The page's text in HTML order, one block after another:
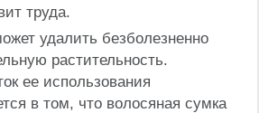
труда.
удалить безболезненно
растительность.
ее использования
в том, что волосяная сумка